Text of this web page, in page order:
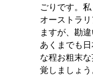
ごりです。
オーストラ
ますが、勘
あくまでも
な程お粗末
覚しましょ